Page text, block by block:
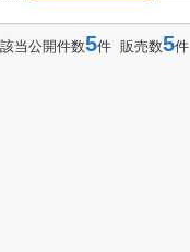
該当公開件数5件 販売数5件